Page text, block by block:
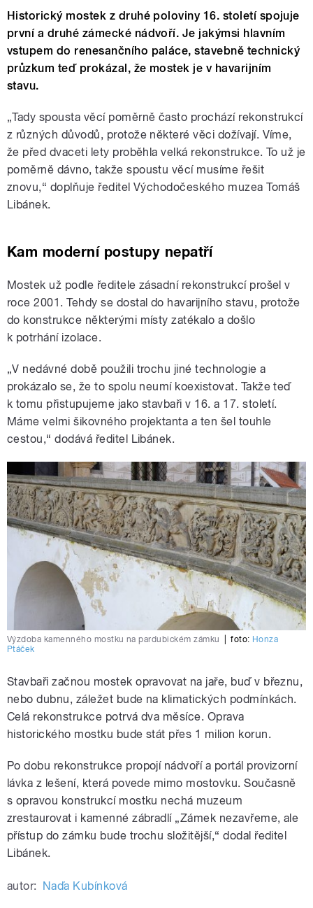
Historický mostek z druhé poloviny 16. století spojuje
první a druhé zámecké nádvoří. Je jakýmsi hlavním
vstupem do renesančního paláce, stavebně technický
průzkum teď prokázal, že mostek je v havarijním
stavu.
„Tady spousta věcí poměrně často prochází rekonstrukcí
z různých důvodů, protože některé věci dožívají. Víme,
že před dvaceti lety proběhla velká rekonstrukce. To už je
poměrně dávno, takže spoustu věcí musíme řešit
znovu,“ doplňuje ředitel Východočeského muzea Tomáš
Libánek.
Kam moderní postupy nepatří
Mostek už podle ředitele zásadní rekonstrukcí prošel v
roce 2001. Tehdy se dostal do havarijního stavu, protože
do konstrukce některými místy zatékalo a došlo
k potrhání izolace.
„V nedávné době použili trochu jiné technologie a
prokázalo se, že to spolu neumí koexistovat. Takže teď
k tomu přistupujeme jako stavbaři v 16. a 17. století.
Máme velmi šikovného projektanta a ten šel touhle
cestou,“ dodává ředitel Libánek.
Výzdoba kamenného mostku na pardubickém zámku foto: Honza
Ptáček
Stavbaři začnou mostek opravovat na jaře, buď v březnu,
nebo dubnu, záležet bude na klimatických podmínkách.
Celá rekonstrukce potrvá dva měsíce. Oprava
historického mostku bude stát přes 1 milion korun.
Po dobu rekonstrukce propojí nádvoří a portál provizorní
lávka z lešení, která povede mimo mostovku. Současně
s opravou konstrukcí mostku nechá muzeum
zrestaurovat i kamenné zábradlí „Zámek nezavřeme, ale
přístup do zámku bude trochu složitější,“ dodal ředitel
Libánek.
autor: Naďa Kubínková